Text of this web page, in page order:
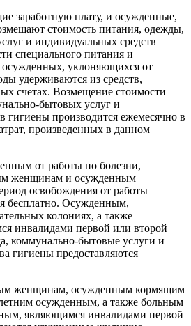
заработную плату, и осужденные,
стоимость питания, одежды,
и индивидуальных средств
специального питания и
уклоняющихся от
удерживаются из средств,
счетах. Возмещение стоимости
бытовых услуг и
гигиены производится ежемесячно в
произведенных в данном
от работы по болезни,
женщинам и осужденным
освобождения от работы
бесплатно. Осужденным,
колониях, а также
инвалидами первой или второй
коммунально-бытовые услуги и
гигиены предоставляются
женщинам, осужденным кормящим
осужденным, а также больным
являющимся инвалидами первой